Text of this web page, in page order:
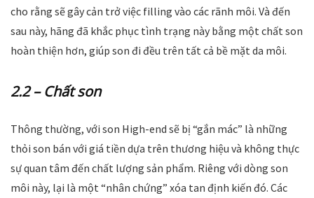
cho rằng sẽ gây cản trở việc filling vào các rãnh môi. Và đến
sau này, hãng đã khắc phục tình trạng này bằng một chất son
hoàn thiện hơn, giúp son đi đều trên tất cả bề mặt da môi.
2.2 – Chất son
Thông thường, với son High-end sẽ bị “gắn mác” là những
thỏi son bán với giá tiền dựa trên thương hiệu và không thực
sự quan tâm đến chất lượng sản phẩm. Riêng với dòng son
môi này, lại là một “nhân chứng” xóa tan định kiến đó. Các